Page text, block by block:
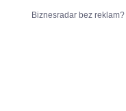
Biznesradar bez reklam?